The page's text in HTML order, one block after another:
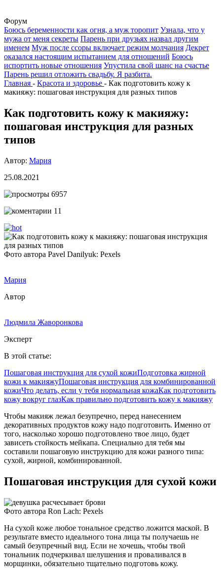
Форум
Боюсь беременности как огня, а муж торопит Узнала, что у
мужа от меня секреты Парень при друзьях назвал другим
именем Муж после ссоры включает режим молчания Декрет
оказался настоящим испытанием для отношений Боюсь
испортить новые отношения Упустила свой шанс на счастье
Парень решил отложить свадьбу. Я разбита.
Главная - Красота и здоровье - Как подготовить кожу к
макияжу: пошаговая инструкция для разных типов
Как подготовить кожу к макияжу:
пошаговая инструкция для разных
типов
Автор: Мария
25.08.2021
6957
11
Фото автора Pavel Danilyuk: Pexels
Мария
Автор
Людмила Жаворонкова
Эксперт
В этой статье:
Пошаговая инструкция для сухой кожиПодготовка жирной
кожи к макияжуПошаговая инструкция для комбинированной
кожиЧто делать, если у тебя нормальная кожаКак подготовить
кожу вокруг глазКак правильно подготовить кожу к макияжу
Чтобы макияж лежал безупречно, перед нанесением
декоративных продуктов кожу надо подготовить. Именно от
того, насколько хорошо подготовлено твое лицо, будет
зависеть стойкость мейкапа. Специально для тебя мы
составили пошаговую инструкцию для кожи разного типа:
сухой, жирной, комбинированной.
Пошаговая инструкция для сухой кожи
Фото автора Ron Lach: Pexels
На сухой коже любое тональное средство ложится маской. В
результате вместо идеального тона лица ты получаешь не
самый безупречный вид. Если не хочешь, чтобы твой
тональник подчеркивал шелушения и проваливался в
морщинки, обязательно тщательно подготовь кожу.